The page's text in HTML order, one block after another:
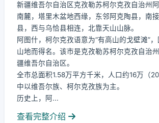
新疆维吾尔自治区克孜勒苏柯尔克孜自治州
南麓，塔里木盆地西缘，东邻阿克陶县，南
县，西与乌恰县相连，北靠天山山脉。
阿图什，柯尔克孜语意为“有高山的戈壁滩”
山地而得名。该市是克孜勒苏柯尔克孜自治
疆维吾尔自治区。
全市总面积1.58万平方千米，人口约16万（
中以维吾尔族、柯尔克孜族为主。
历史上，阿...
查看完整介绍